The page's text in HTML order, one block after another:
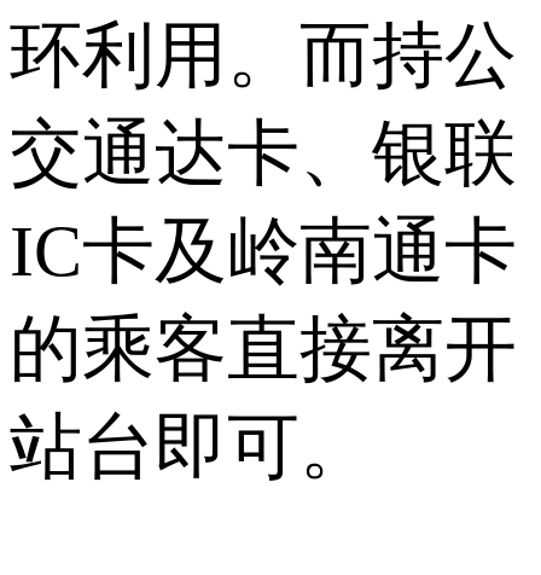
环利用。而持公
交通达卡、银联
IC卡及岭南通卡
的乘客直接离开
站台即可。